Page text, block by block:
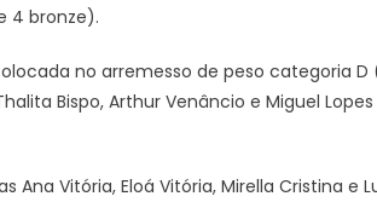
4 bronze).
no arremesso de peso categoria D
Bispo, Arthur Venâncio e Miguel
Vitória, Eloá Vitória, Mirella Cristina e